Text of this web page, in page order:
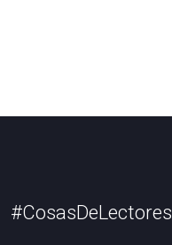
#CosasDeLectores